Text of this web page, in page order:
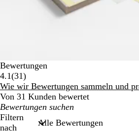
Bewertungen
4.1(3131
Bewertungen
)
Wie wir Bewertungen sammeln und
Von 31 Kunden bewertet
Meine
Sucheingaben
Filtern
nach